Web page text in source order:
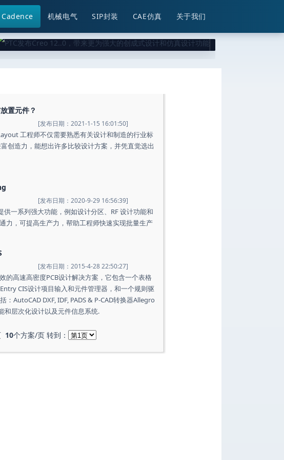
Cadence 机械电气 SIP封装 CAE仿真 关于我们
置元件？
[发布日期：2021-1-15 16:01:50]
工程师不仅需要熟悉有关设计和制造的行业标
创造力，能想出许多比较设计方案，并凭直觉选出
[发布日期：2020-9-29 16:56:39]
一系列强大功能，例如设计分区、RF 设计功能和
力，可提高生产力，帮助工程师快速实现批量生产
[发布日期：2015-4-28 22:50:27]
的高速高密度PCB设计解决方案，它包含一个表格
CIS设计项目输入和元件管理器，和一个规则驱
AutoCAD DXF, IDF, PADS & P-CAD转换器Allegro
和层次化设计以及元件信息系统.
10个方案/页 转到：